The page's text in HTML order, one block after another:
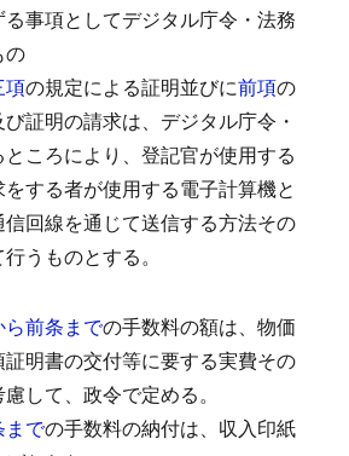
る事項としてデジタル庁令・法務
の
項の規定による証明並びに前項の
証明の請求は、デジタル庁令・
ころにより、登記官が使用する
する者が使用する電子計算機と
回線を通じて送信する方法その
うものとする。
前条までの手数料の額は、物価
明書の交付等に要する実費その
して、政令で定める。
までの手数料の納付は、収入印紙